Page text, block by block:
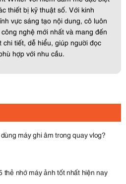
thiết bị kỹ thuật số. Với kinh
vực sáng tạo nội dung, cô luôn
nghệ mới nhất và mang đến
tiết, dễ hiểu, giúp người đọc
hợp với nhu cầu.
máy ghi âm trong quay vlog?
thẻ nhớ máy ảnh tốt nhất hiện nay